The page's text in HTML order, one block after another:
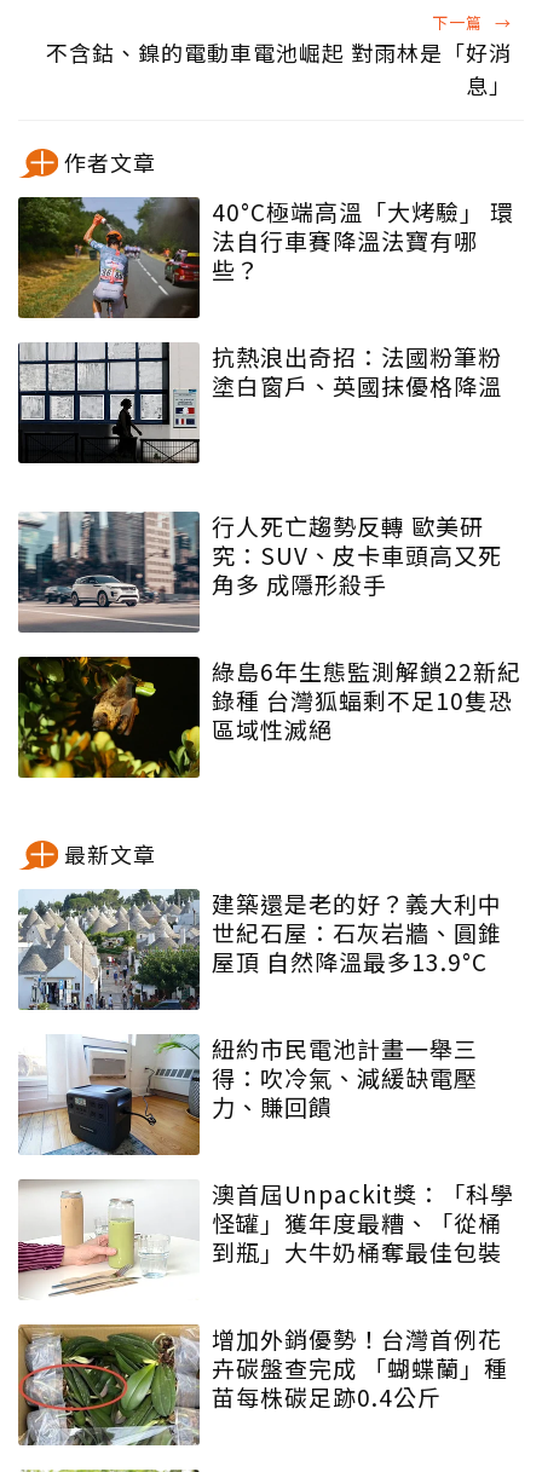
下一篇 →
不含鈷、鎳的電動車電池崛起 對雨林是「好消
息」
作者文章
40°C極端高溫「大烤驗」 環
法自行車賽降溫法寶有哪
些？
抗熱浪出奇招：法國粉筆粉
塗白窗戶、英國抹優格降溫
行人死亡趨勢反轉 歐美研
究：SUV、皮卡車頭高又死
角多 成隱形殺手
綠島6年生態監測解鎖22新紀
錄種 台灣狐蝠剩不足10隻恐
區域性滅絕
最新文章
建築還是老的好？義大利中
世紀石屋：石灰岩牆、圓錐
屋頂 自然降溫最多13.9°C
紐約市民電池計畫一舉三
得：吹冷氣、減緩缺電壓
力、賺回饋
澳首屆Unpackit獎：「科學
怪罐」獲年度最糟、「從桶
到瓶」大牛奶桶奪最佳包裝
增加外銷優勢！台灣首例花
卉碳盤查完成 「蝴蝶蘭」種
苗每株碳足跡0.4公斤